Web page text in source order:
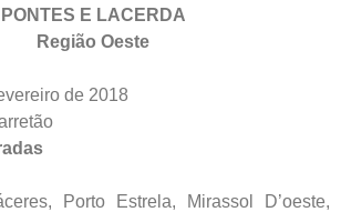
PONTES E LACERDA
Região Oeste
de 2018
Porto Estrela, Mirassol D’oeste,